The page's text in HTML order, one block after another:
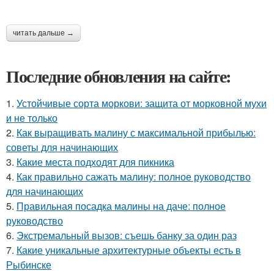
читать дальше →
Последние обновления на сайте:
1. Устойчивые сорта моркови: защита от морковной мухи
и не только
2. Как выращивать малину с максимальной прибылью:
советы для начинающих
3. Какие места подходят для пикника
4. Как правильно сажать малину: полное руководство
для начинающих
5. Правильная посадка малины на даче: полное
руководство
6. Экстремальный вызов: съешь банку за один раз
7. Какие уникальные архитектурные объекты есть в
Рыбинске